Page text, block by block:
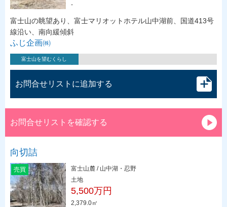
-
富士山の眺望あり、富士マリオットホテル山中湖前、国道413号
線沿い、南向緩傾斜
ふじ企画㈱
富士山を望むくらし
お問合せリストに追加する
お問合せリストを確認する
向切詰
売買
富士山麓 / 山中湖・忍野
土地
5,500万円
2,379.0㎡